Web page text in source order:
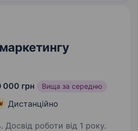
000 грн Вища за середню
Дистанційно
Досвід роботи від 1 року.